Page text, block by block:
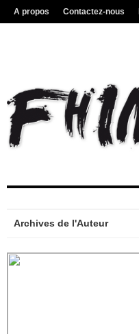
A propos Contactez-nous
Archives de l'Auteur